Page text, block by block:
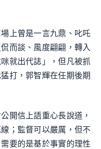
上曾是一言九鼎、叱吒
而談、風度翩翩，轉入
就出代誌」，但凡被抓
打，郭智輝在任期後期
開信上語重心長說道，
；監督可以嚴厲，但不
要的是基於事實的理性